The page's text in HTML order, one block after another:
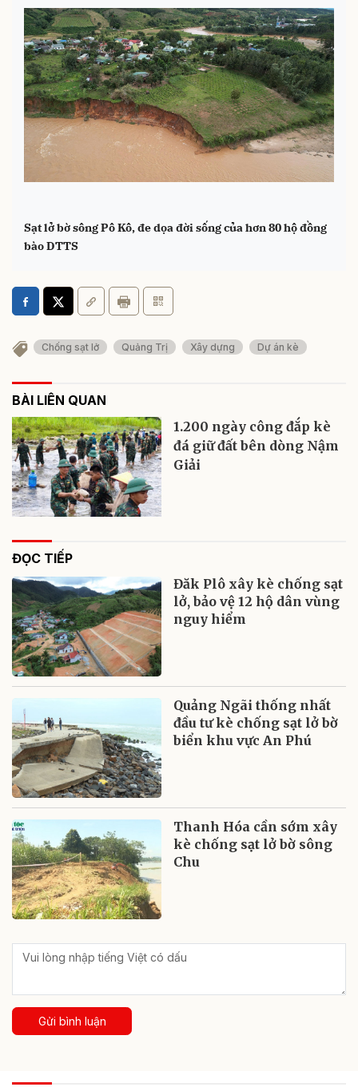
Sạt lở bờ sông Pô Kô, đe dọa đời sống của hơn 80 hộ đồng
bào DTTS
Chống sạt lở Quảng Trị Xây dựng Dự án kè
BÀI LIÊN QUAN
1.200 ngày công đắp kè
đá giữ đất bên dòng Nậm
Giải
ĐỌC TIẾP
Đăk Plô xây kè chống sạt
lở, bảo vệ 12 hộ dân vùng
nguy hiểm
Quảng Ngãi thống nhất
đầu tư kè chống sạt lở bờ
biển khu vực An Phú
Thanh Hóa cần sớm xây
kè chống sạt lở bờ sông
Chu
Gửi bình luận